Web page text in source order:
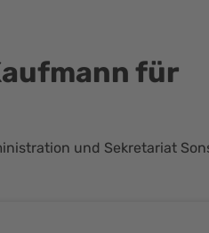
für
und Sekretariat